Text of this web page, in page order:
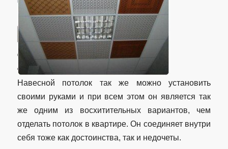
Навесной потолок так же можно установить
своими руками и при всем этом он является так
же одним из восхитительных вариантов, чем
отделать потолок в квартире. Он соединяет внутри
себя тоже как достоинства, так и недочеты.